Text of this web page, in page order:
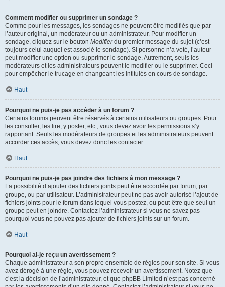
Comment modifier ou supprimer un sondage ?
Comme pour les messages, les sondages ne peuvent être modifiés que par
l’auteur original, un modérateur ou un administrateur. Pour modifier un
sondage, cliquez sur le bouton Modifierdu premier message du sujet (c’est
toujours celui auquel est associé le sondage). Si personne n’a voté, l’auteur
peut modifier une option ou supprimer le sondage. Autrement, seuls les
modérateurs et les administrateurs peuvent le modifier ou le supprimer. Ceci
pour empêcher le trucage en changeant les intitulés en cours de sondage.
Haut
Pourquoi ne puis-je pas accéder à un forum ?
Certains forums peuvent être réservés à certains utilisateurs ou groupes. Pour
les consulter, les lire, y poster, etc., vous devez avoir les permissions s’y
rapportant. Seuls les modérateurs de groupes et les administrateurs peuvent
accorder ces accès, vous devez donc les contacter.
Haut
Pourquoi ne puis-je pas joindre des fichiers à mon message ?
La possibilité d’ajouter des fichiers joints peut être accordée par forum, par
groupe, ou par utilisateur. L’administrateur peut ne pas avoir autorisé l’ajout de
fichiers joints pour le forum dans lequel vous postez, ou peut-être que seul un
groupe peut en joindre. Contactez l’administrateur si vous ne savez pas
pourquoi vous ne pouvez pas ajouter de fichiers joints sur un forum.
Haut
Pourquoi ai-je reçu un avertissement ?
Chaque administrateur a son propre ensemble de règles pour son site. Si vous
avez dérogé à une règle, vous pouvez recevoir un avertissement. Notez que
c’est la décision de l’administrateur, et que phpBB Limited n’est pas concerné